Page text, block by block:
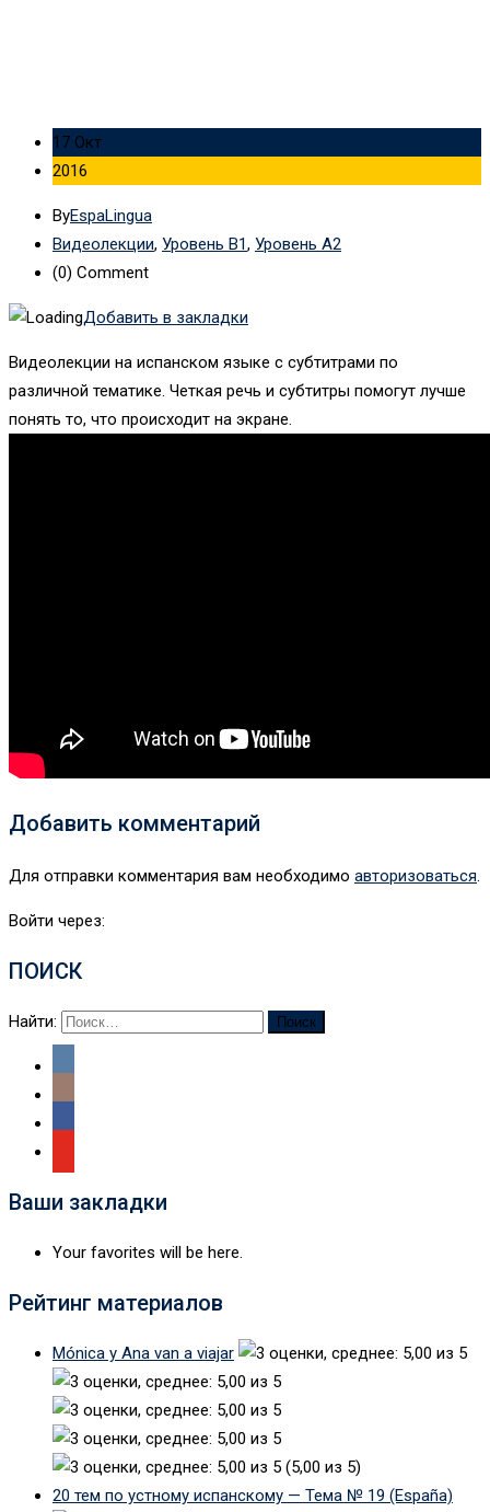
17 Окт
2016
ByEspaLingua
Видеолекции, Уровень B1, Уровень А2
(0) Comment
Добавить в закладки
Видеолекции на испанском языке с субтитрами по
различной тематике. Четкая речь и субтитры помогут лучше
понять то, что происходит на экране.
Добавить комментарий
Для отправки комментария вам необходимо авторизоваться
Войти через:
ПОИСК
Найти:
Ваши закладки
Your favorites will be here.
Рейтинг материалов
Mónica y Ana van a viajar
(5,00 из 5)
20 тем по устному испанскому — Тема № 19 (España)